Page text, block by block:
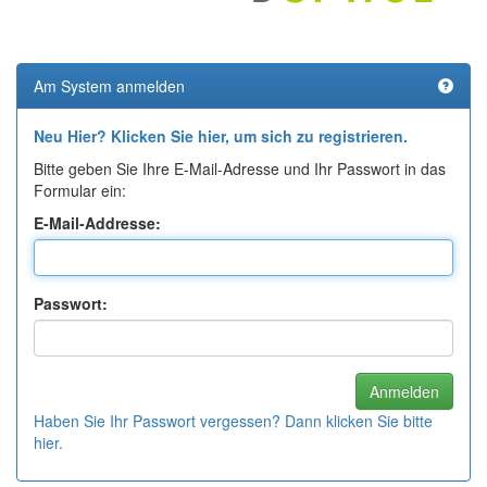
Am System anmelden
Neu Hier? Klicken Sie hier, um sich zu registrieren.
Bitte geben Sie Ihre E-Mail-Adresse und Ihr Passwort in das
Formular ein:
E-Mail-Addresse:
Passwort:
Haben Sie Ihr Passwort vergessen? Dann klicken Sie bitte
hier.